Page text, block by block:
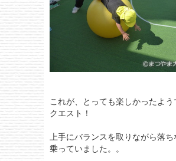
これが、とっても楽しかったよう
クエスト！
上手にバランスを取りながら落ち
乗っていました。。